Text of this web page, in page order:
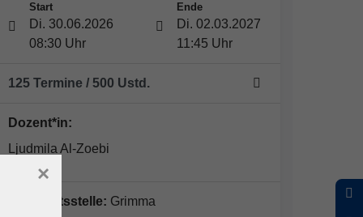
Start
Di. 30.06.2026
08:30 Uhr
Ende
Di. 02.03.2027
11:45 Uhr
125 Termine / 500 Ustd.
Dozent*in:
Ljudmila Al-Zoebi
Geschäftsstelle: Grimma
×